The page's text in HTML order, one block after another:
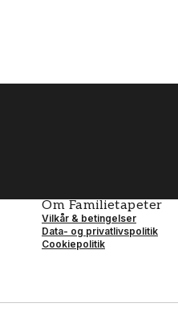
Om Familietapeter
Vilkår & betingelser
Data- og privatlivspolitik
Cookiepolitik